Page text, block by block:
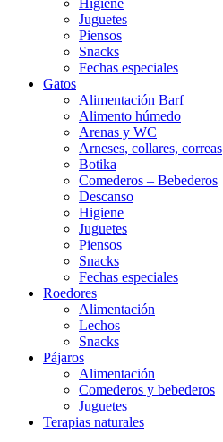
Higiene
Juguetes
Piensos
Snacks
Fechas especiales
Gatos
Alimentación Barf
Alimento húmedo
Arenas y WC
Arneses, collares, correas
Botika
Comederos – Bebederos
Descanso
Higiene
Juguetes
Piensos
Snacks
Fechas especiales
Roedores
Alimentación
Lechos
Snacks
Pájaros
Alimentación
Comederos y bebederos
Juguetes
Terapias naturales